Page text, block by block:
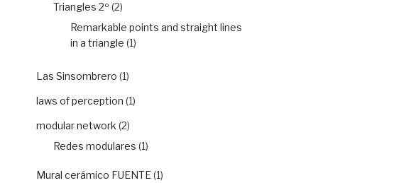
Triangles 2º (2)
Remarkable points and straight lines
in a triangle (1)
Las Sinsombrero (1)
laws of perception (1)
modular network (2)
Redes modulares (1)
Mural cerámico FUENTE(1)